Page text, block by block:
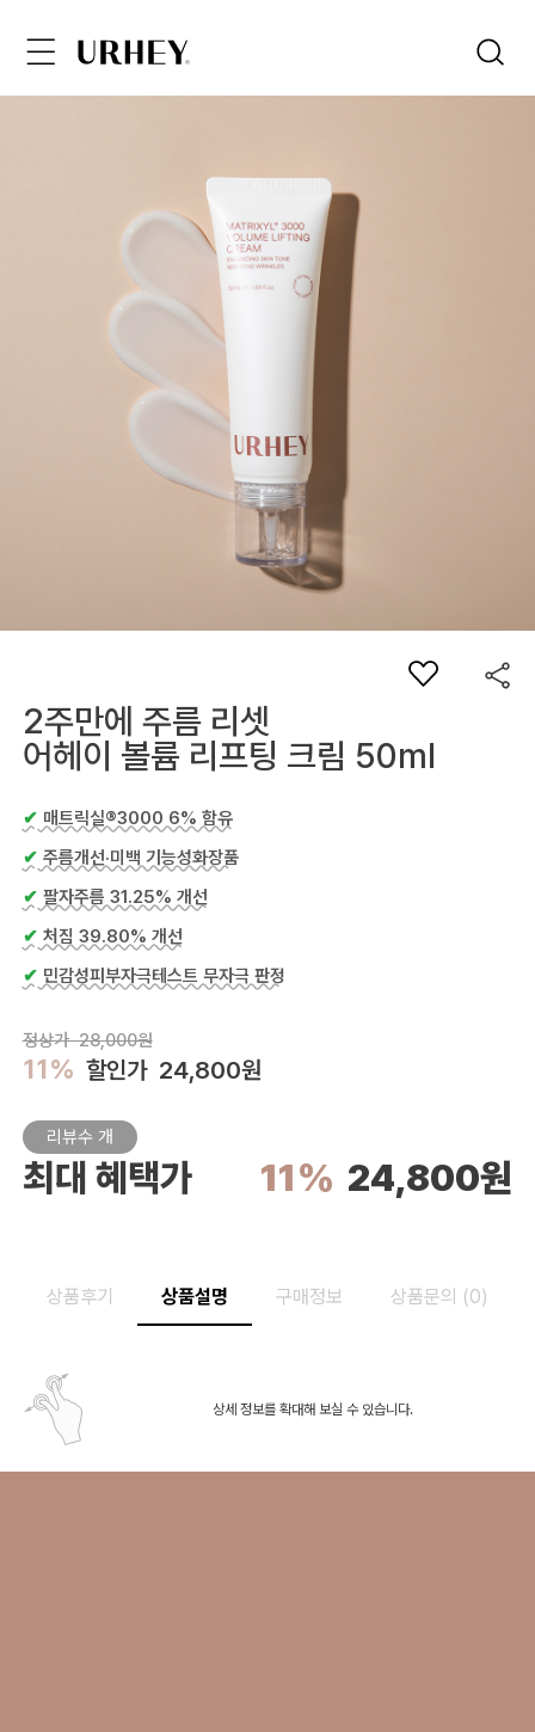
2주만에 주름 리셋
어헤이 볼륨 리프팅 크림 50ml
✔ 매트릭실®3000 6% 함유
✔ 주름개선·미백 기능성화장품
✔ 팔자주름 31.25% 개선
✔ 처짐 39.80% 개선
✔ 민감성피부자극테스트 무자극 판정
정상가 28,000원
11% 할인가 24,800원
리뷰수 개
최대 혜택가 11% 24,800원
상품후기 상품설명 구매정보 상품문의 (0)
상세 정보를 확대해 보실 수 있습니다.